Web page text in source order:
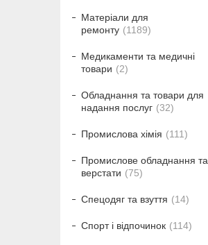
Матеріали для
ремонту
1189
Медикаменти та медичні
товари
2
Обладнання та товари для
надання послуг
32
Промислова хімія 111
Промислове обладнання та
верстати
75
Спецодяг та взуття 14
Спорт і відпочинок 114